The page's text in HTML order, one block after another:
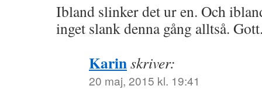
Ibland slinker det ur en. Och
inget slank denna gång alltså.
Karinskriver:
20 maj, 2015 kl. 19:41